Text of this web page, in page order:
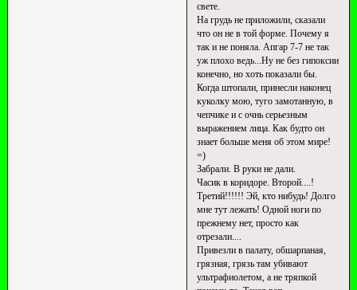
свете.
На грудь не приложили, сказали
что он не в той форме. Почему я
так и не поняла. Апгар 7-7 не так
уж плохо ведь...Ну не без гипоксии
конечно, но хоть показали бы.
Когда штопали, принесли наконец
куколку мою, туго замотанную, в
чепчике и с очнь серьезным
выражением лица. Как будто он
знает больше меня об этом мире!
=)
Забрали. В руки не дали.
Часик в коридоре. Второй....!
Третий!!!!!! Эй, кто нибудь! Долго
мне тут лежать! Одной ноги по
прежнему нет, просто как
отрезали....
Привезли в палату, обшарпаная,
грязная, грязь там убивают
ультрафиолетом, а не тряпкой